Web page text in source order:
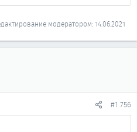
модератором:14.06.2021
#1 756